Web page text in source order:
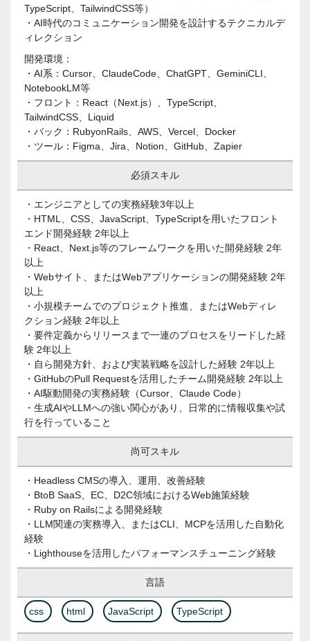
TypeScript、TailwindCSS等）
・AI時代のコミュニケーション開発を設計するテクニカルデ
ィレクション
開発環境：
・AI系：Cursor、ClaudeCode、ChatGPT、GeminiCLI、
NotebookLM等
・フロント：React（Next.js）、TypeScript、
TailwindCSS、Liquid
・バック：RubyonRails、AWS、Vercel、Docker
・ツール：Figma、Jira、Notion、GitHub、Zapier
必須スキル
・エンジニアとしての実務経験3年以上
・HTML、CSS、JavaScript、TypeScriptを用いたフロント
エンド開発経験 2年以上
・React、Next.js等のフレームワークを用いた開発経験 2年
以上
・Webサイト、またはWebアプリケーションの開発経験 2年
以上
・小規模チームでのプロジェクト推進、またはWebディレ
クション経験 2年以上
・要件定義からリリースまで一連のプロセスをリードした経
験 2年以上
・自ら開発方針、および実装戦略を設計した経験 2年以上
・GitHubのPull Requestを活用したチーム開発経験 2年以上
・AI駆動開発の実務経験（Cursor、Claude Code）
・生成AIやLLMへの強い関心があり、日常的に情報収集や試
行を行っていること
尚可スキル
・Headless CMSの導入、運用、改善経験
・BtoB SaaS、EC、D2C領域におけるWeb施策経験
・Ruby on Railsによる開発経験
・LLM関連の実務導入、またはCLI、MCPを活用した自動化
経験
・Lighthouseを活用したパフォーマンスチューニング経験
言語
css html JavaScript TypeScript